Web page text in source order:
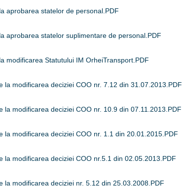
aprobarea statelor de personal.PDF
aprobarea statelor suplimentare de personal.PDF
modificarea Statutului IM OrheiTransport.PDF
la modificarea deciziei COO nr. 7.12 din 31.07.2013.PDF
la modificarea deciziei COO nr. 10.9 din 07.11.2013.PDF
la modificarea deciziei COO nr. 1.1 din 20.01.2015.PDF
la modificarea deciziei COO nr.5.1 din 02.05.2013.PDF
la modificarea deciziei nr. 5.12 din 25.03.2008.PDF